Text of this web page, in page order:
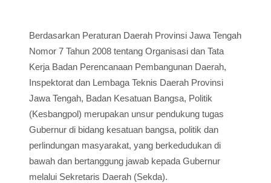
Berdasarkan Peraturan Daerah Provinsi Jawa Tengah
Nomor 7 Tahun 2008 tentang Organisasi dan Tata
Kerja Badan Perencanaan Pembangunan Daerah,
Inspektorat dan Lembaga Teknis Daerah Provinsi
Jawa Tengah, Badan Kesatuan Bangsa, Politik
(Kesbangpol) merupakan unsur pendukung tugas
Gubernur di bidang kesatuan bangsa, politik dan
perlindungan masyarakat, yang berkedudukan di
bawah dan bertanggung jawab kepada Gubernur
melalui Sekretaris Daerah (Sekda).